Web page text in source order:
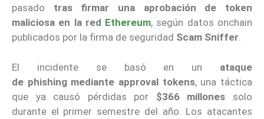
pasado tras firmar una aprobación de token
maliciosa en la red Ethereum, según datos onchain
publicados por la firma de seguridad Scam Sniffer.
El incidente se basó en un ataque
de phishing mediante approval tokens, una táctica
que ya causó pérdidas por $366 millones solo
durante el primer semestre del año. Los atacantes